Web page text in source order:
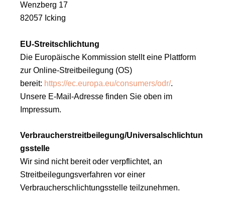
Wenzberg 17
82057 Icking
EU-Streitschlichtung
Die Europäische Kommission stellt eine Plattform
zur Online-Streitbeilegung (OS)
bereit: https://ec.europa.eu/consumers/odr/.
Unsere E-Mail-Adresse finden Sie oben im
Impressum.
Verbraucherstreitbeilegung/Universalschlichtun
gsstelle
Wir sind nicht bereit oder verpflichtet, an
Streitbeilegungsverfahren vor einer
Verbraucherschlichtungsstelle teilzunehmen.